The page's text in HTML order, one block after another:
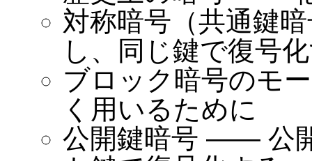
対称暗号（共通鍵
し、同じ鍵で復号
ブロック暗号のモ
く用いるために
公開鍵暗号 —— 公